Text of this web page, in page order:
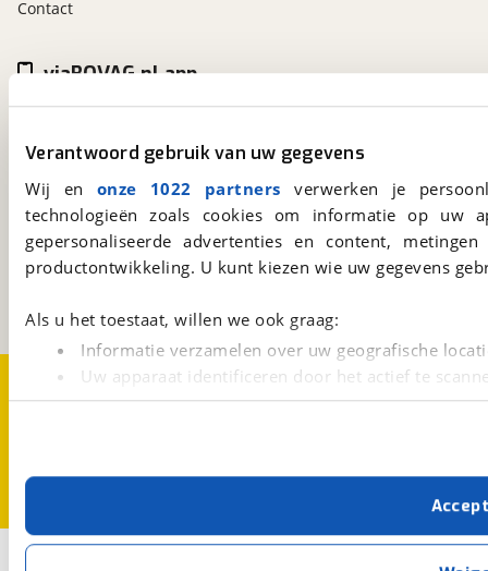
Verantwoord gebruik van uw gegevens
Wij en onze 1022 partners verwerken je
technologieën zoals cookies om informatie op
gepersonaliseerde advertenties en content,
productontwikkeling. U kunt kiezen wie uw gegevens
Als u het toestaat, willen we ook graag:
Informatie verzamelen over uw geografische
Uw apparaat identificeren door het actief te
Lees meer over hoe uw persoonlijke gegevens worden
Met cookies en vergelijkbare technieken zorgen we
cookies zorgen ervoor dat de website goed werkt.
verbeteren. We tonen je graag relevante advertenties
buiten onze website volgt – uiteraard op
Contact
viaBOVAG.nl
Kosterijland
15
3981 AJBunnik
viaBOVAG.nl app
Altijd het meest recente aanbod bij de hand.
Over viaBOVAG.nlDisclaimer- en Privacyverklaring
CookievoorkeurenVacatures